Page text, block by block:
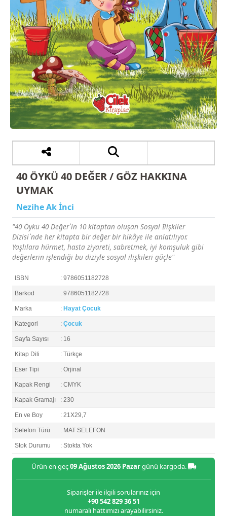
40 ÖYKÜ 40 DEĞER / GÖZ HAKKINA
UYMAK
Nezihe Ak İnci
"40 Öykü 40 Değer`in 10 kitaptan oluşan Sosyal İlişkiler
Dizisi`nde her kitapta bir değer bir hikâye ile anlatılıyor.
Yaşlılara hürmet, hasta ziyareti, sabretmek, iyi komşuluk gibi
değerlerin işlendiği bu diziyle sosyal ilişkileri güçle"
ISBN : 9786051182728
Barkod : 9786051182728
Marka : Hayat Çocuk
Kategori : Çocuk
Sayfa Sayısı : 16
Kitap Dili : Türkçe
Eser Tipi : Orjinal
Kapak Rengi : CMYK
Kapak Gramajı : 230
En ve Boy : 21X29,7
Selefon Türü : MAT SELEFON
Stok Durumu : Stokta Yok
Ürün en geç09 Ağustos 2026 Pazargünü kargoda.
Siparişler ile ilgili sorularınız için
+90 542 829 36 51
numaralı hattımızı arayabilirsiniz.